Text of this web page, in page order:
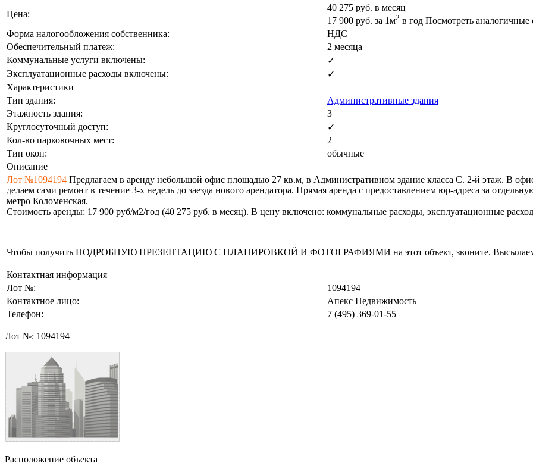
Цена:
40 275 руб. в месяц
17 900 руб. за 1м2 в год Посмотреть аналогичные
Форма налогообложения собственника:
НДС
Обеспечительный платеж:
2 месяца
Коммунальные услуги включены:
✓
Эксплуатационные расходы включены:
✓
Характеристики
Тип здания:
Административные здания
Этажность здания:
3
Круглосуточный доступ:
✓
Кол-во парковочных мест:
2
Тип окон:
обычные
Описание
Лот №1094194 Предлагаем в аренду небольшой офис площадью 27 кв.м, в Административном здание класса С. 2-й этаж. В
делаем сами ремонт в течение 3-х недель до заезда нового арендатора. Прямая аренда с предоставлением юр-адреса за
метро Коломенская.
Стоимость аренды: 17 900 руб/м2/год (40 275 руб. в месяц). В цену включено: коммунальные расходы, эксплуатационные
Чтобы получить ПОДРОБНУЮ ПРЕЗЕНТАЦИЮ С ПЛАНИРОВКОЙ И ФОТОГРАФИЯМИ на этот объект, звоните. Высылаем в
Контактная информация
Лот №:
1094194
Контактное лицо:
Апекс Недвижимость
Телефон:
7 (495) 369-01-55
Лот №: 1094194
Расположение объекта